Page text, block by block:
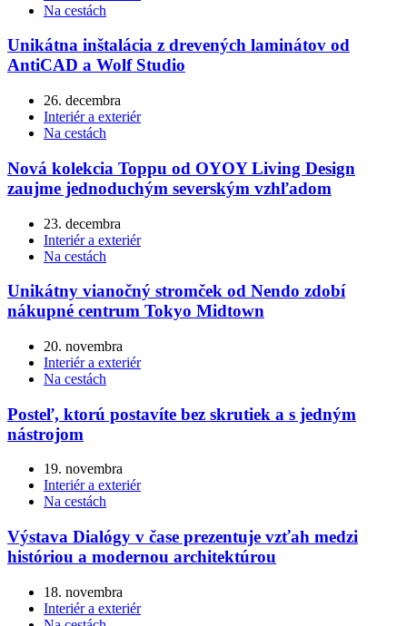
Na cestách
Unikátna inštalácia z drevených laminátov od
AntiCAD a Wolf Studio
26. decembra
Interiér a exteriér
Na cestách
Nová kolekcia Toppu od OYOY Living Design
zaujme jednoduchým severským vzhľadom
23. decembra
Interiér a exteriér
Na cestách
Unikátny vianočný stromček od Nendo zdobí
nákupné centrum Tokyo Midtown
20. novembra
Interiér a exteriér
Na cestách
Posteľ, ktorú postavíte bez skrutiek a s jedným
nástrojom
19. novembra
Interiér a exteriér
Na cestách
Výstava Dialógy v čase prezentuje vzťah medzi
históriou a modernou architektúrou
18. novembra
Interiér a exteriér